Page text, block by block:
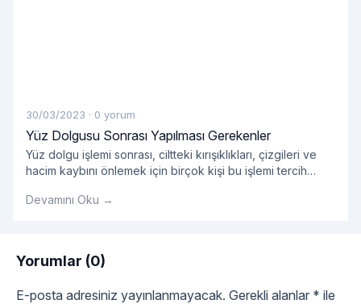
30/03/2023 · 0 yorum
Yüz Dolgusu Sonrası Yapılması Gerekenler
Yüz dolgu işlemi sonrası, ciltteki kırışıklıkları, çizgileri ve
hacim kaybını önlemek için birçok kişi bu işlemi tercih
Devamını Oku →
Yorumlar (0)
E-posta adresiniz yayınlanmayacak. Gerekli alanlar * ile